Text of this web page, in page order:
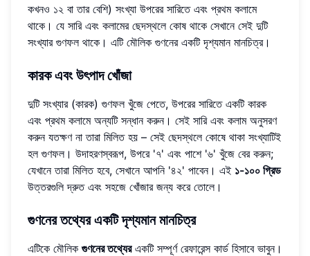
কখনও ১২ বা তার বেশি) সংখ্যা উপরের সারিতে এবং প্রথম কলামে
থাকে। যে সারি এবং কলামের ছেদস্থলে কোষ থাকে সেখানে সেই দুটি
সংখ্যার গুণফল থাকে। এটি মৌলিক গুণনের একটি দৃশ্যমান মানচিত্র।
কারক এবং উৎপাদ খোঁজা
দুটি সংখ্যার (কারক) গুণফল খুঁজে পেতে, উপরের সারিতে একটি কারক
এবং প্রথম কলামে অন্যটি সন্ধান করুন। সেই সারি এবং কলাম অনুসরণ
করুন যতক্ষণ না তারা মিলিত হয় – সেই ছেদস্থলে কোষে থাকা সংখ্যাটিই
হল গুণফল। উদাহরণস্বরূপ, উপরে '৭' এবং পাশে '৬' খুঁজে বের করুন;
যেখানে তারা মিলিত হবে, সেখানে আপনি '৪২' পাবেন। এই ১-১০০ গ্রিড
উত্তরগুলি দ্রুত এবং সহজে খোঁজার জন্য করে তোলে।
গুণনের তথ্যের একটি দৃশ্যমান মানচিত্র
এটিকে মৌলিক গুণনের তথ্যেরএকটি সম্পূর্ণ রেফারেন্স কার্ড হিসাবে ভাবুন।